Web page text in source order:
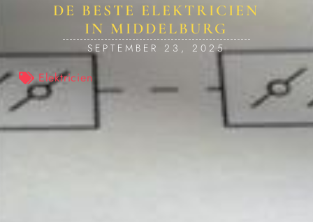
DE BESTE ELEKTRICIEN
IN MIDDELBURG
SEPTEMBER 23, 2025
Elektricien